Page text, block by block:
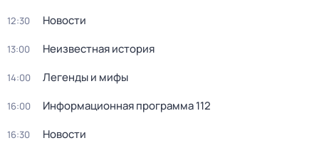
12:30 Новости
13:00 Неизвестная история
14:00 Легенды и мифы
16:00 Информационная программа 112
16:30 Новости